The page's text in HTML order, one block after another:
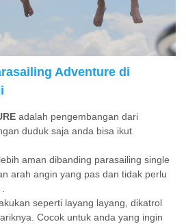
Adventure di
adalah pengembangan dari
duduk saja anda bisa ikut
aman dibanding parasailing single
arah angin yang pas dan tidak perlu
seperti layang layang, dikatrol
Cocok untuk anda yang ingin